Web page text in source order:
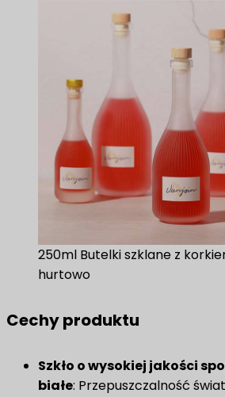
250ml Butelki szklane z
hurtowo
Cechy produktu
Szkło o wysokiej jakości
białe: Przepuszczalność